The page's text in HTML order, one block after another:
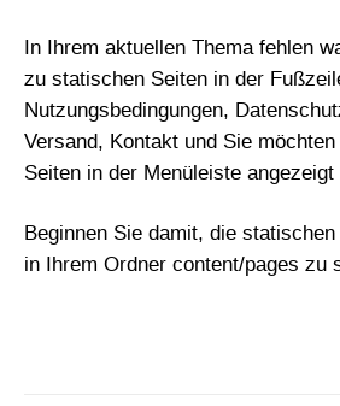
In Ihrem aktuellen Thema fehlen
zu statischen Seiten in der
Nutzungsbedingungen,
Versand, Kontakt und Sie
Seiten in der Menüleiste angezeigt
Beginnen Sie damit, die
in Ihrem Ordner content/pages zu